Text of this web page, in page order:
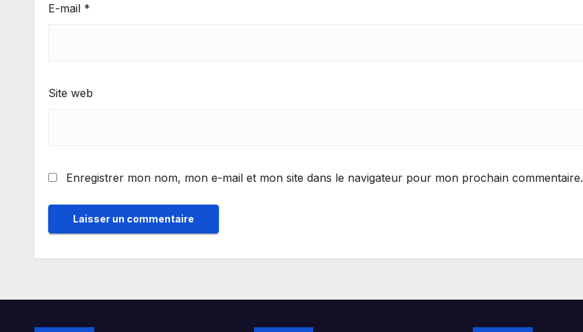
E-mail *
Site web
Enregistrer mon nom, mon e-mail et mon site dans le navigateur pour mon prochain commentaire.